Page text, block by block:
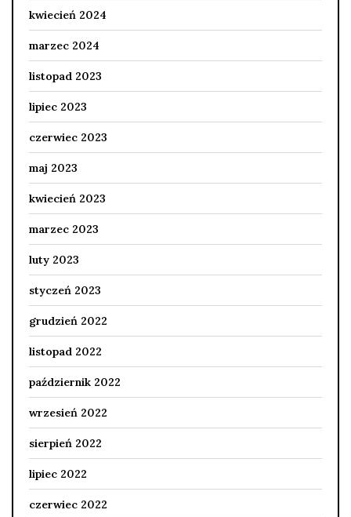
kwiecień 2024
marzec 2024
listopad 2023
lipiec 2023
czerwiec 2023
maj 2023
kwiecień 2023
marzec 2023
luty 2023
styczeń 2023
grudzień 2022
listopad 2022
październik 2022
wrzesień 2022
sierpień 2022
lipiec 2022
czerwiec 2022